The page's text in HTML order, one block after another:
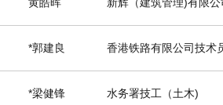
*郭建良 香港铁路有限公司技术
*梁健锋 水务署技工（土木)